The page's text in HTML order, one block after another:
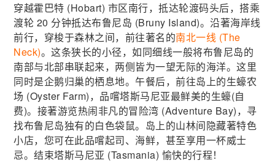
穿越霍巴特 (Hobart) 市区南行，抵达轮渡码头后，搭乘
渡轮 20 分钟抵达布鲁尼岛 (Bruny Island)。沿著海岸线
前行，穿梭于森林之间，前往著名的南北一线 (The
Neck)。这条狭长的小径，如同细线一般将布鲁尼岛的
南部与北部串联起来，两侧皆为一望无际的海洋。这里
同时是企鹅归巢的栖息地。午餐后，前往岛上的生蠔农
场 (Oyster Farm)，品嚐塔斯马尼亚最鲜美的生蠔(自
费)。接著游览热闹非凡的冒险湾 (Adventure Bay)，寻
找布鲁尼岛独有的白色袋鼠。岛上的山林间隐藏著特色
小店，您可在此品嚐起司、海鲜，甚至享用一杯威士
忌。结束塔斯马尼亚 (Tasmania) 愉快的行程！